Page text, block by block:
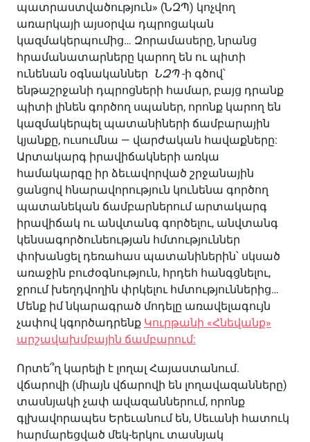
պատրաստվածություն» (ՆԶՊ) կոչվող
առարկայի այսօրվա դպրոցական
կազմակերպումից… Զորամասերը, նրանց
հրամանատարները կարող են ու պիտի
ունենան օգնականներ ՆԶՊ-ի գծով՝
ենթաշրջանի դպրոցների համար, բայց դրանք
պիտի լինեն գործող սպաներ, որոնք կարող են
կազմակերպել պատանիների ճամբարային
կյանքը, ուսումնա — վարժական հավաքները:
Արտակարգ իրավիճակների առկա
համակարգը իր ձեւավորված շրջանային
ցանցով հնարավորություն կունենա գործող
պատանեկան ճամբարներում արտակարգ
իրավիճակ ու անվտանգ գործելու, անվտանգ
կենսագործունեության հմտություններ
փոխանցել դեռահաս պատանիներին՝ սկսած
առաջին բուժօգնություն, հրդեհ հանգցնելու,
ջրում խեղդվողին փրկելու հմտություններից…
Մենք իմ նկարագրած մոդելը առավելագույն
չափով կգործադրենք Կուրթանի «Հնեվանք»
արշավախմբային ճամբարում:
Որտե՞ղ կարելի է լողալ Հայաստանում.
վճարովի (միայն վճարովի են լողավազանները)
տասնյակի չափ ավազաններում, որոնք
գլխավորապես Երեւանում են, Սեւանի հատուկ
հարմարեցված մեկ-երկու տասնյակ